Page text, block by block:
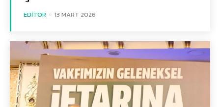
EDITÖR - 13 MART 2026